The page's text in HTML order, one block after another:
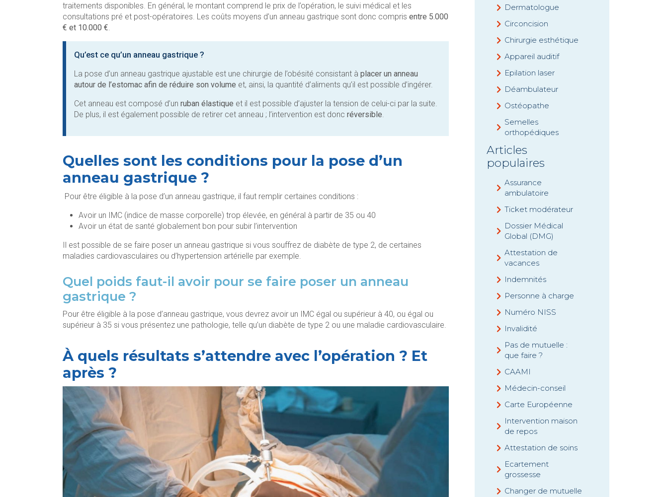
traitements disponibles. En général, le montant comprend le prix de l’opération, le suivi médical et les
consultations pré et post-opératoires. Les coûts moyens d’un anneau gastrique sont donc compris entre 5.000
€ et 10.000 €.
Qu’est ce qu’un anneau gastrique ?
La pose d’un anneau gastrique ajustable est une chirurgie de l’obésité consistant à placer un anneau
autour de l’estomac afin de réduire son volume et, ainsi, la quantité d’aliments qu’il est possible d’ingérer.
Cet anneau est composé d’un ruban élastique et il est possible d’ajuster la tension de celui-ci par la suite.
De plus, il est également possible de retirer cet anneau ; l’intervention est donc réversible.
Quelles sont les conditions pour la pose d’un
anneau gastrique ?
Pour être éligible à la pose d’un anneau gastrique, il faut remplir certaines conditions :
Avoir un IMC (indice de masse corporelle) trop élevée, en général à partir de 35 ou 40
Avoir un état de santé globalement bon pour subir l’intervention
Il est possible de se faire poser un anneau gastrique si vous souffrez de diabète de type 2, de certaines
maladies cardiovasculaires ou d’hypertension artérielle par exemple.
Quel poids faut-il avoir pour se faire poser un anneau
gastrique ?
Pour être éligible à la pose d’anneau gastrique, vous devrez avoir un IMC égal ou supérieur à 40, ou égal ou
supérieur à 35 si vous présentez une pathologie, telle qu’un diabète de type 2 ou une maladie cardiovasculaire.
À quels résultats s’attendre avec l’opération ? Et
après ?
Dermatologue
Circoncision
Chirurgie esthétique
Appareil auditif
Epilation laser
Déambulateur
Ostéopathe
Semelles
orthopédiques
Articles
populaires
Assurance
ambulatoire
Ticket modérateur
Dossier Médical
Global (DMG)
Attestation de
vacances
Indemnités
Personne à charge
Numéro NISS
Invalidité
Pas de mutuelle :
que faire ?
CAAMI
Médecin-conseil
Carte Européenne
Intervention maison
de repos
Attestation de soins
Ecartement
grossesse
Changer de mutuelle